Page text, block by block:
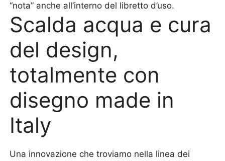
“nota” anche all’interno del libretto d’uso.
Scalda acqua e cura
del design,
totalmente con
disegno made in
Italy
Una innovazione che troviamo nella linea dei